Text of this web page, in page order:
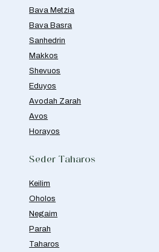
Bava Metzia
Bava Basra
Sanhedrin
Makkos
Shevuos
Eduyos
Avodah Zarah
Avos
Horayos
Seder Taharos
Keilim
Oholos
Negaim
Parah
Taharos